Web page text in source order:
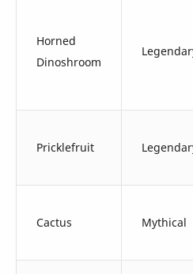
Horned
Dinoshroom
Pricklefruit
Cactus Mythical